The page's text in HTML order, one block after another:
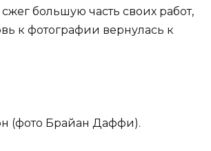
большую часть своих работ,
к фотографии вернулась к
(фото Брайан Даффи).